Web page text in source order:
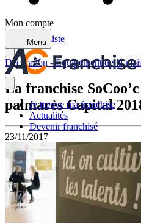
Mon compte
Menu
Je trouve ma franchise
Actualités
Devenir franchisé
Retour à la liste
Décoration - Équipement de la
La franchise
palmarès Capital
23/11/2017